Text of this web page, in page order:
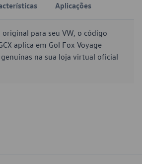
Aplicações
original para seu VW, o código
aplica em Gol Fox Voyage
genuínas na sua loja virtual oficial